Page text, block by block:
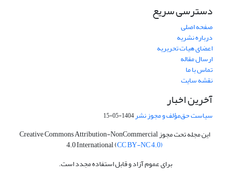
دسترسی سریع
صفحه اصلی
درباره نشریه
اعضای هیات تحریریه
ارسال مقاله
تماس با ما
نقشه سایت
آخرین اخبار
سیاست حق‌مؤلف و مجوز نشر1404-05-15
این مجله تحت مجوز Creative Commons Attribution-NonCommercial
4.0 International (CC BY-NC 4.0)
برای عموم آزاد و قابل استفاده مجدد است.